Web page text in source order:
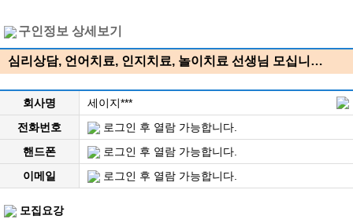
구인정보 상세보기
심리상담, 언어치료, 인지치료, 놀이치료 선생님 모십니…
회사명
세이지***
전화번호
로그인 후 열람 가능합니다.
핸드폰
로그인 후 열람 가능합니다.
이메일
로그인 후 열람 가능합니다.
모집요강